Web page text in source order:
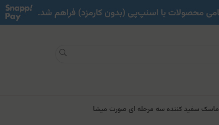
ماسک سفید کننده سه مرحله ای صورت میشا